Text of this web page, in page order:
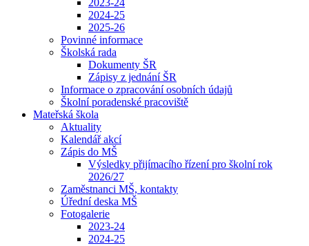
2023-24
2024-25
2025-26
Povinné informace
Školská rada
Dokumenty ŠR
Zápisy z jednání ŠR
Informace o zpracování osobních údajů
Školní poradenské pracoviště
Mateřská škola
Aktuality
Kalendář akcí
Zápis do MŠ
Výsledky přijímacího řízení pro školní rok
2026/27
Zaměstnanci MŠ, kontakty
Úřední deska MŠ
Fotogalerie
2023-24
2024-25